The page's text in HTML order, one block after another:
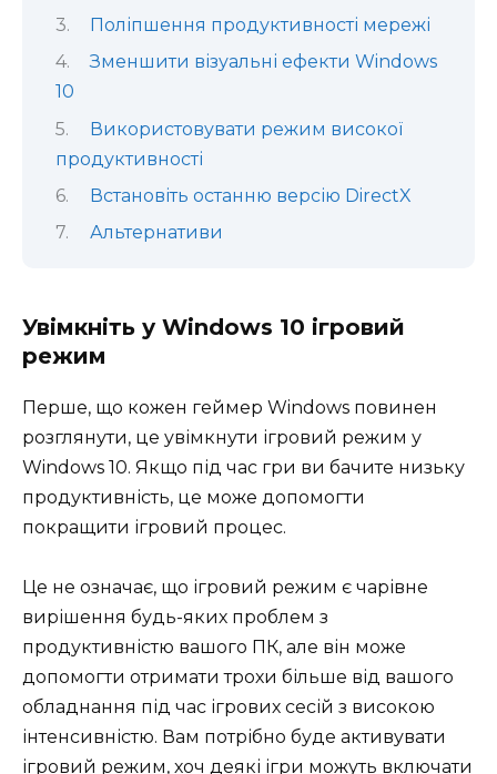
Поліпшення продуктивності мережі
Зменшити візуальні ефекти Windows
10
Використовувати режим високої
продуктивності
Встановіть останню версію DirectX
Альтернативи
Увімкніть у Windows 10 ігровий
режим
Перше, що кожен геймер Windows повинен
розглянути, це увімкнути ігровий режим у
Windows 10. Якщо під час гри ви бачите низьку
продуктивність, це може допомогти
покращити ігровий процес.
Це не означає, що ігровий режим є чарівне
вирішення будь-яких проблем з
продуктивністю вашого ПК, але він може
допомогти отримати трохи більше від вашого
обладнання під час ігрових сесій з високою
інтенсивністю. Вам потрібно буде активувати
ігровий режим, хоч деякі ігри можуть включати